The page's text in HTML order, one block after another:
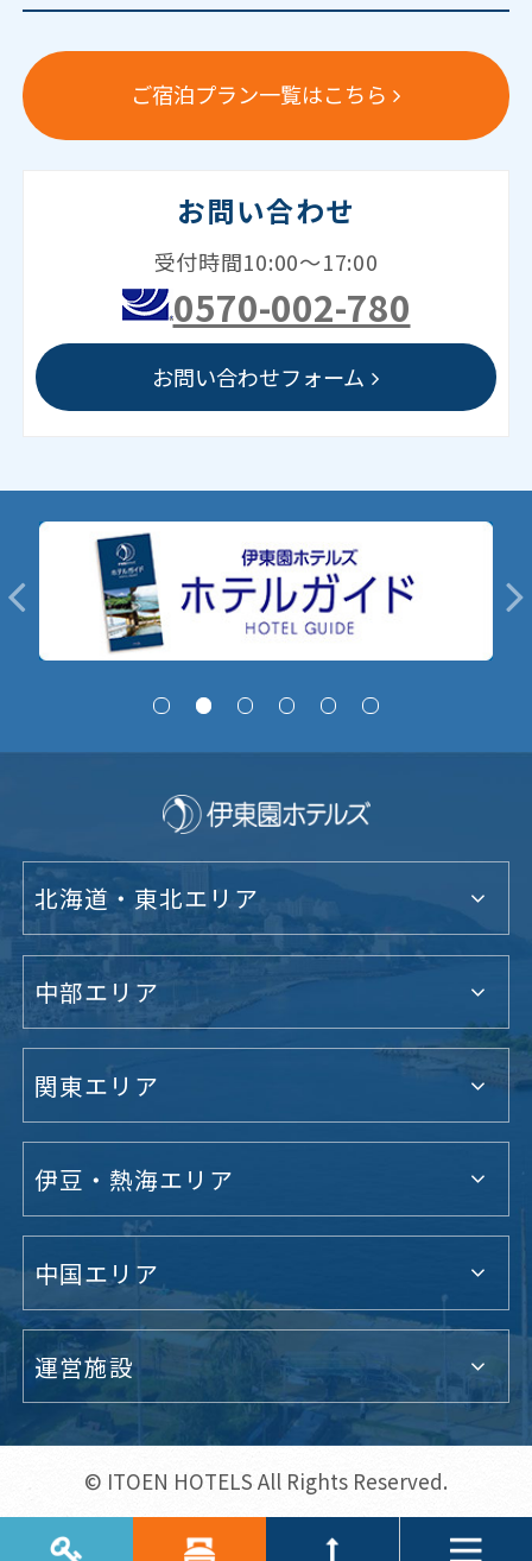
ご宿泊プラン一覧はこちら
お問い合わせ
受付時間10:00～17:00
0570-002-780
お問い合わせフォーム
北海道・東北エリア
中部エリア
関東エリア
伊豆・熱海エリア
中国エリア
運営施設
© ITOEN HOTELS All Rights Reserved.